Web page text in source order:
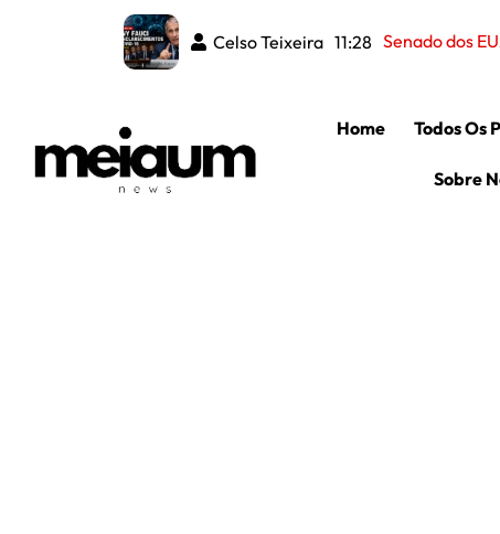
Celso Teixeira 11:28 Senado dos
Home Todos Os
Sobre